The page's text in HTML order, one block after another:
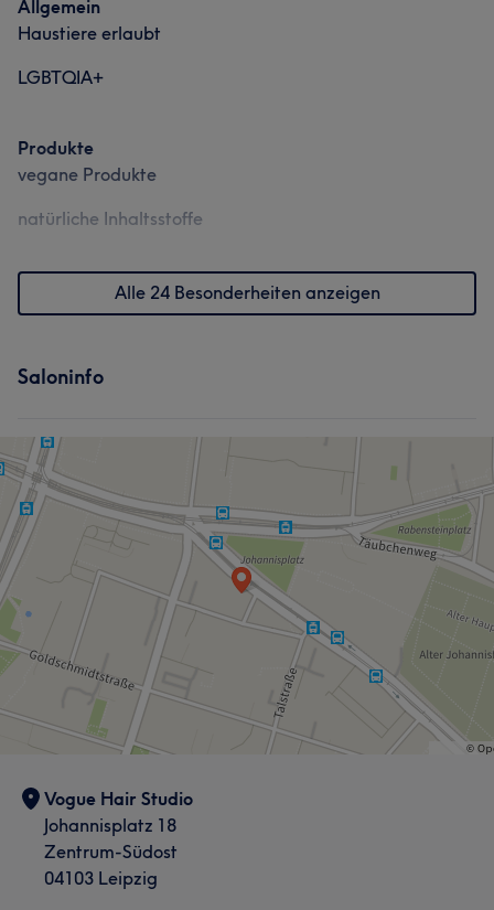
Was unsere Kunden über Osman sagen
Professionell 14 Freundlich 8 Kompetent
Was unsere Kunden über Sham sagen
Allgemein
Haustiere erlaubt
LGBTQIA+
Produkte
vegane Produkte
natürliche Inhaltsstoffe
Alle 24 Besonderheiten anzeigen
Saloninfo
Vogue Hair Studio
Johannisplatz 18
Zentrum-Südost
04103 Leipzig